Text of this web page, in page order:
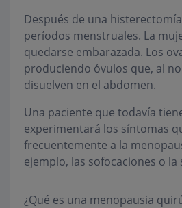
Después de una
períodos menstruales. La
quedarse embarazada. Los
produciendo óvulos que, al
disuelven en el abdomen.
Una paciente que todavía
experimentará los síntomas
frecuentemente a la
ejemplo, las sofocaciones o la
¿Qué es una menopausia